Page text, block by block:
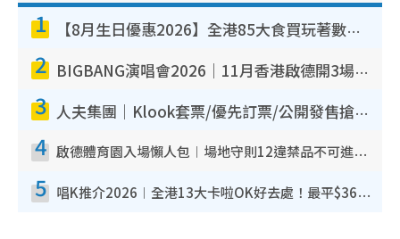
1 【8月生日優惠2026】全港85大食買玩著數攻略 自助餐/火鍋放題同行免費＋誠品/DONKI送現金券
2 BIGBANG演唱會2026｜11月香港啟德開3場！實名制VIP申請、優先購票攻略
3 人夫集團｜Klook套票/優先訂票/公開發售搶飛攻略！附票價.購票連結.場地座位表
4 啟德體育園入場懶人包︱場地守則12違禁品不可進場准帶細水樽但全場禁樽蓋！應援牌有限制！
5 唱K推介2026︱全港13大卡啦OK好去處！最平$36起 日文K都有！(附地址+收費詳情)